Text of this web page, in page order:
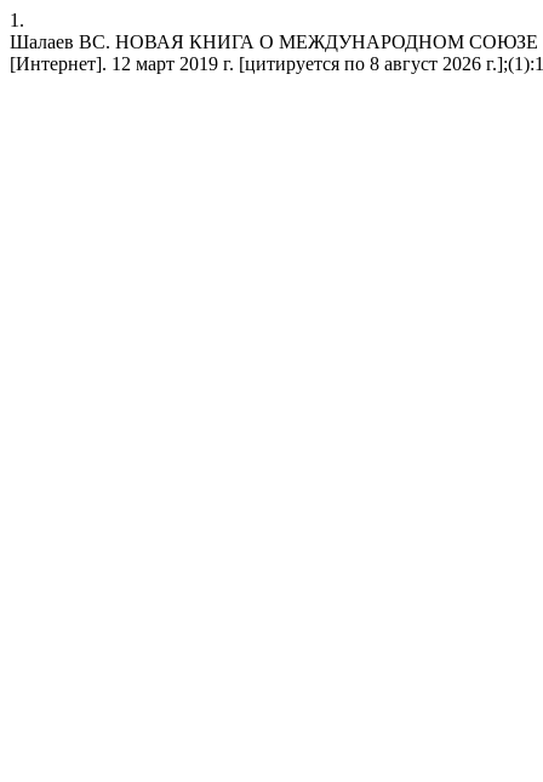
1.
Шалаев ВС. НОВАЯ КНИГА О МЕЖДУНАРОДНОМ СОЮЗЕ
[Интернет]. 12 март 2019 г. [цитируется по 8 август 2026